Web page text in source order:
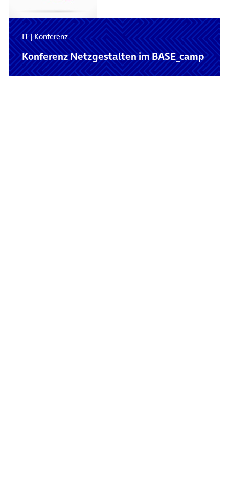
IT|Konferenz
Konferenz Netzgestalten im BASE_camp